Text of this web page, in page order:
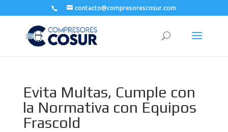
contacto@compresorescosur.com
Evita Multas, Cumple con
la Normativa con Equipos
Frascold